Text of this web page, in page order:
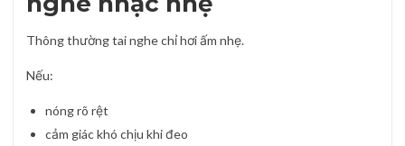
Thông thường tai nghe chỉ hơi ấm nhẹ.
Nếu:
nóng rõ rệt
cảm giác khó chịu khi đeo